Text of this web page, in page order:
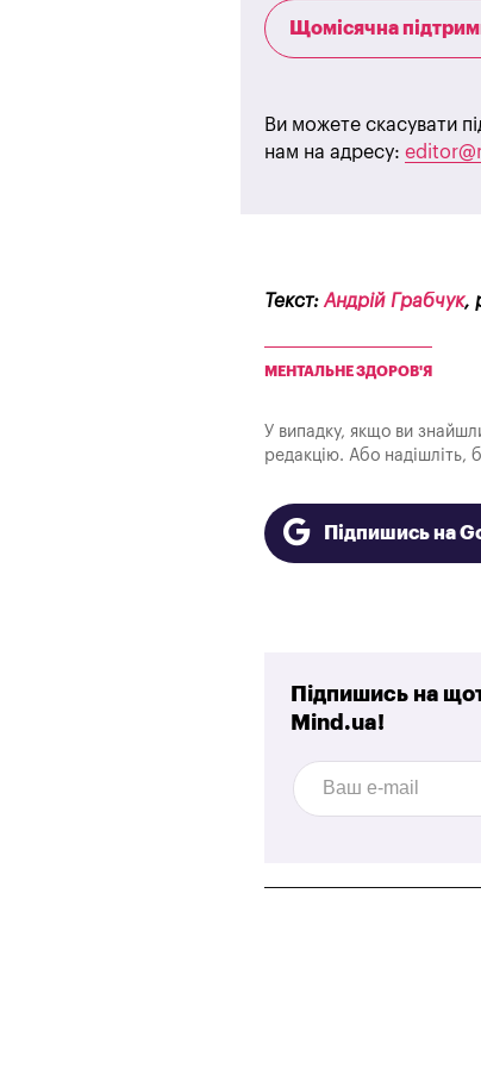
Щомісячна
Ви можете скасувати
нам на адресу:
Текст:Андрій Грабчук,
МЕНТАЛЬНЕ ЗДОРОВ'Я
У випадку, якщо ви
редакцію. Або надішліть,
Підпишись на
Підпишись на
Mind.ua!